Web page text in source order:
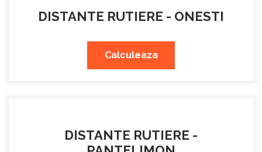
DISTANTE RUTIERE - ONESTI
Calculeaza
DISTANTE RUTIERE -